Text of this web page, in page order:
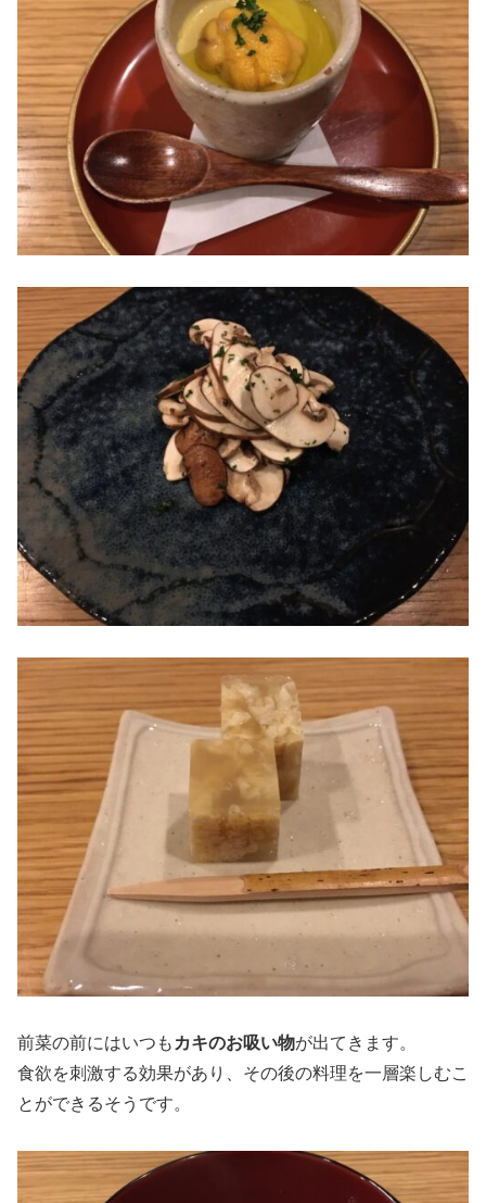
前菜の前にはいつも カキのお吸い物が出てきます。
食欲を刺激する効果があり、その後の料理を一層楽しむこ
とができるそうです。